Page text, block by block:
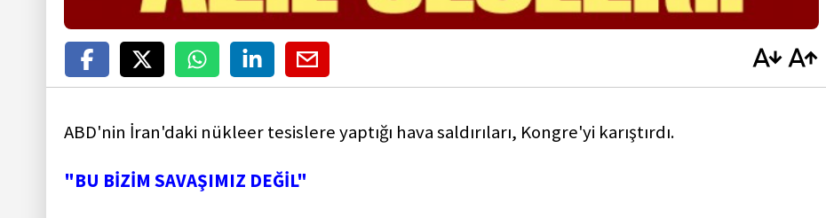
ABD'nin İran'daki nükleer tesislere yaptığı hava saldırıları, Kongre'yi karıştırdı.
"BU BİZİM SAVAŞIMIZ DEĞİL"